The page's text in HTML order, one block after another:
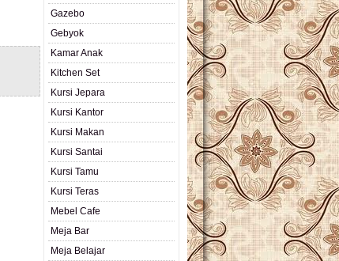
Gazebo
Gebyok
Kamar Anak
Kitchen Set
Kursi Jepara
Kursi Kantor
Kursi Makan
Kursi Santai
Kursi Tamu
Kursi Teras
Mebel Cafe
Meja Bar
Meja Belajar